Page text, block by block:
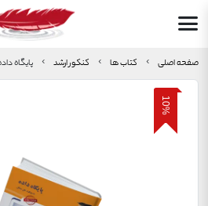
صفحه اصلی کتاب ها کنکور ارشد پایگاه
10
%